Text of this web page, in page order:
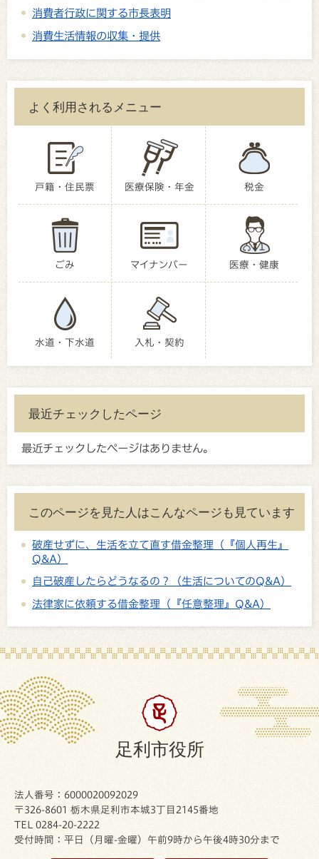
消費者行政に関する市長表明
消費生活情報の収集・提供
よく利用されるメニュー
戸籍・住民票 医療保険・年金 税金
ごみ マイナンバー 医療・健康
水道・下水道 入札・契約
最近チェックしたページ
最近チェックしたページはありません。
このページを見た人はこんなページも見ています
破産せずに、生活を立て直す借金整理（『個人再生』
Q&A）
自己破産したらどうなるの？（生活についてのQ&A）
法律家に依頼する借金整理（『任意整理』Q&A）
足利市役所
法人番号：6000020092029
〒326-8601 栃木県足利市本城3丁目2145番地
TEL 0284-20-2222
受付時間：平日（月曜-金曜）午前9時から午後4時30分まで